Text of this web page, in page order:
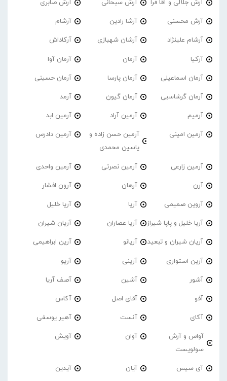
آرش جلالی و آقا فرا آرش سبحانی آرش صابری
آرش محسنی آرشا رادین آرشام
آرشام علینژاد آرشان شهبازی آرکاداش
آرکیا آرمان آرمان آوا
آرمان اسماعیلی آرمان پارسا آرمان حسینی
آرمان گرشاسبی آرمان گیون آرمد
آرمیم آرمین آراد آرمین ابد
آرمین امینی
آرمین حسن زاده و
یاسین محمدی
آرمین دادرس
آرمین زارعی آرمین نصرتی آرمین واحدی
آرن آرهان آرون افشار
آروین صمیمی آریا آریا خلیل
آریا خلیل و پاپا شیراز آریا عصاران آریان شیران
آریان شیران و تبعید آریانو آرین ابراهیمی
آرین استواری آرینی آریو
آشور آشین آصف آریا
آفو آقای اصل آکاس
آکای آنست آهیر یوسفی
آواس و آرش
سولویست
آوان آویش
آی سیس آیان آیدین